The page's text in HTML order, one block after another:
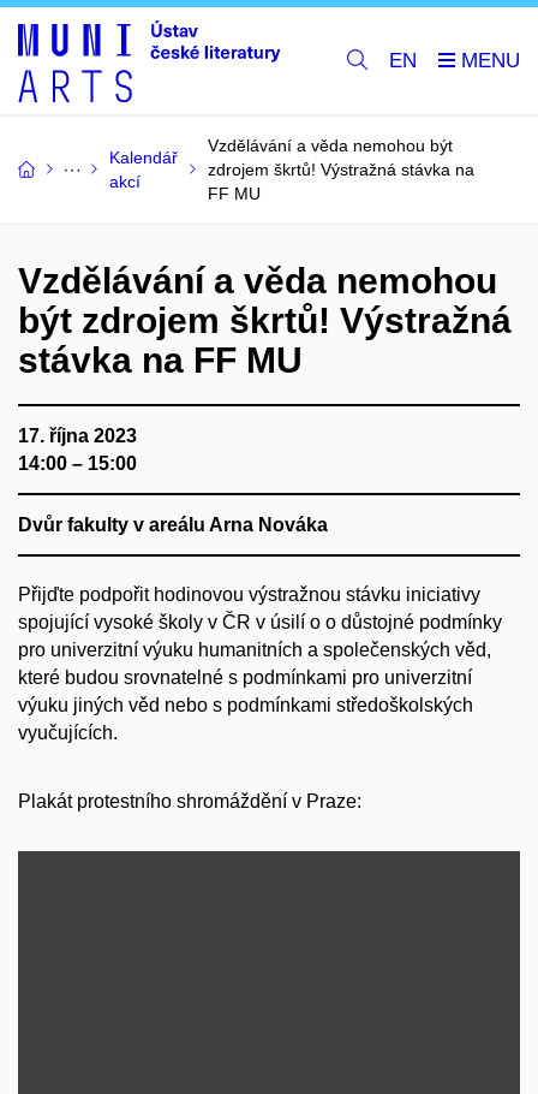
EN
Kalendář
akcí
Vzdělávání a věda nemohou být
zdrojem škrtů! Výstražná stávka na
FF MU
Vzdělávání a věda nemohou
být zdrojem škrtů! Výstražná
stávka na FF MU
17. října 2023
14:00 – 15:00
Dvůr fakulty v areálu Arna Nováka
Přijďte podpořit hodinovou výstražnou stávku iniciativy
spojující vysoké školy v ČR v úsilí o o důstojné podmínky
pro univerzitní výuku humanitních a společenských věd,
které budou srovnatelné s podmínkami pro univerzitní
výuku jiných věd nebo s podmínkami středoškolských
vyučujících.
Plakát protestního shromáždění v Praze: